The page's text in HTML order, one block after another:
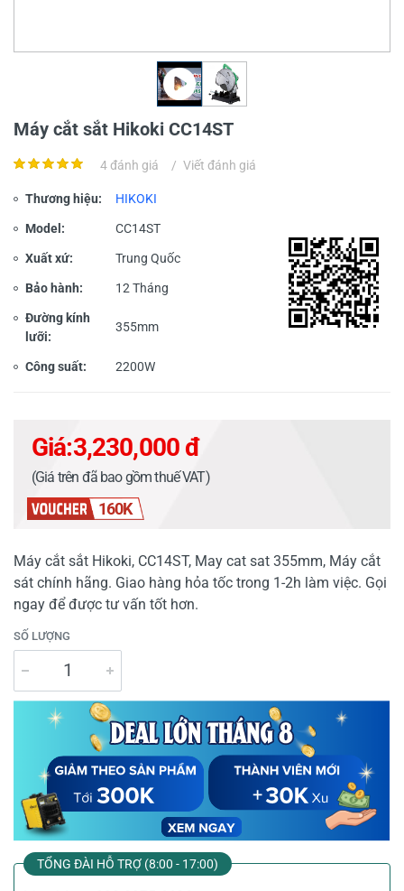
Máy cắt sắt Hikoki CC14ST
4 đánh giá / Viết đánh giá
Thương hiệu: HIKOKI
Model: CC14ST
Xuất xứ: Trung Quốc
Bảo hành: 12 Tháng
Đường kính
lưỡi:
355mm
Công suất: 2200W
Giá:3,230,000 đ
(Giá trên đã bao gồm thuế VAT)
160K
Máy cắt sắt Hikoki, CC14ST, May cat sat 355mm, Máy cắt
sát chính hãng. Giao hàng hỏa tốc trong 1-2h làm việc. Gọi
ngay để được tư vấn tốt hơn.
SỐ LƯỢNG
TỔNG ĐÀI HỖ TRỢ (8:00 - 17:00)